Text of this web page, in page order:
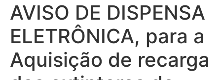
AVISO DE DISPENSA
ELETRÔNICA, para a
Aquisição de recarga